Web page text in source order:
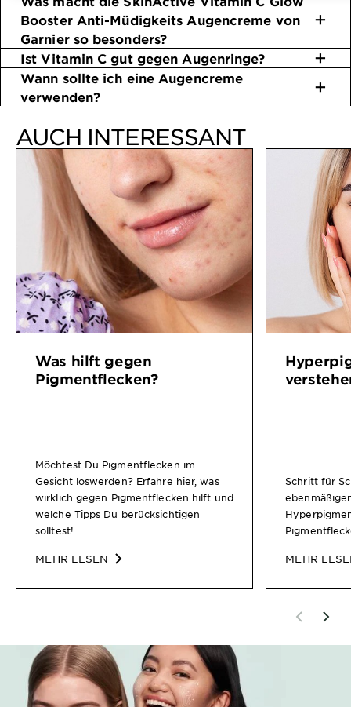
Booster Anti-Müdigkeits Augencreme von
Garnier so besonders?
Ist Vitamin C gut gegen Augenringe?
Wann sollte ich eine Augencreme
verwenden?
AUCH INTERESSANT
Was hilft gegen
Pigmentflecken?
Möchtest Du Pigmentflecken im
Gesicht loswerden? Erfahre hier, was
wirklich gegen Pigmentflecken hilft und
welche Tipps Du berücksichtigen
solltest!
MEHR LESEN
Schritt für
MEHR